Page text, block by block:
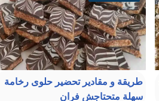
طريقة و مقادير تحضير حلوى رخامة
سهلة متحتاجش فران